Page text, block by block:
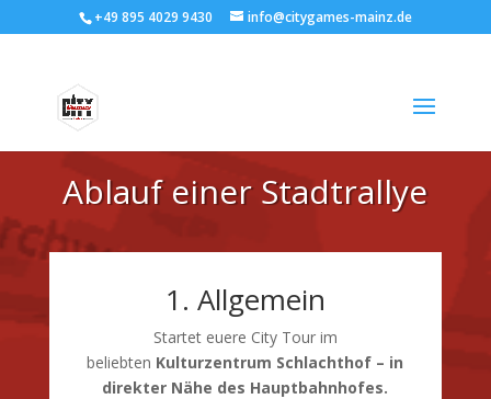
+49 895 4029 9430 info@citygames-mainz.de
Ablauf einer Stadtrallye
1. Allgemein
Startet euere City Tour im
beliebten Kulturzentrum Schlachthof – in
direkter Nähe des Hauptbahnhofes.